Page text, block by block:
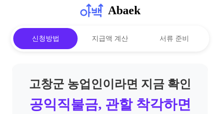
Abaek
신청방법 지급액 계산 서류 준비
고창군 농업인이라면 지금 확인
공익직불금, 관할 착각하면